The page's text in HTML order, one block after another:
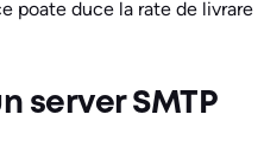
poate duce la rate de livrare
server SMTP